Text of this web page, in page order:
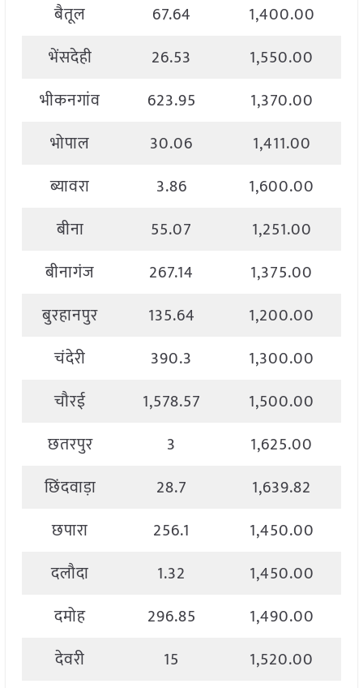
बैतूल
67.64
1,400.00
भेंसदेही
26.53
1,550.00
भीकनगांव
623.95
1,370.00
भोपाल
30.06
1,411.00
ब्यावरा
3.86
1,600.00
बीना
55.07
1,251.00
बीनागंज
267.14
1,375.00
बुरहानपुर
135.64
1,200.00
चंदेरी
390.3
1,300.00
चौरई
1,578.57
1,500.00
छतरपुर
3
1,625.00
छिंदवाड़ा
28.7
1,639.82
छपारा
256.1
1,450.00
दलौदा
1.32
1,450.00
दमोह
296.85
1,490.00
देवरी
15 1,520.00